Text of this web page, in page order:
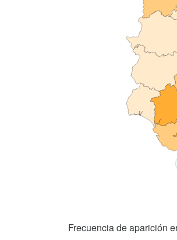
Frecuencia de aparición